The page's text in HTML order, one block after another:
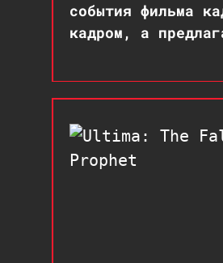
события фильма
кадром, а
истории